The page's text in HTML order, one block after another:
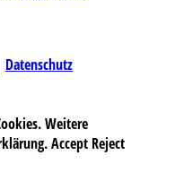
Datenschutz
Weitere
Accept Reject